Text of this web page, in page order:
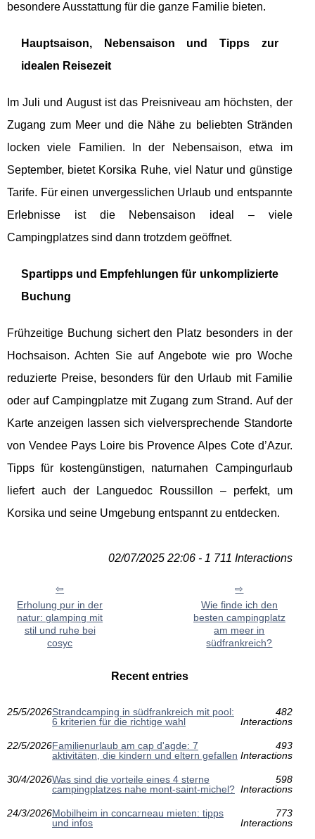
besondere Ausstattung für die ganze Familie bieten.
Hauptsaison, Nebensaison und Tipps zur
idealen Reisezeit
Im Juli und August ist das Preisniveau am höchsten, der
Zugang zum Meer und die Nähe zu beliebten Stränden
locken viele Familien. In der Nebensaison, etwa im
September, bietet Korsika Ruhe, viel Natur und günstige
Tarife. Für einen unvergesslichen Urlaub und entspannte
Erlebnisse ist die Nebensaison ideal – viele
Campingplatzes sind dann trotzdem geöffnet.
Spartipps und Empfehlungen für unkomplizierte
Buchung
Frühzeitige Buchung sichert den Platz besonders in der
Hochsaison. Achten Sie auf Angebote wie pro Woche
reduzierte Preise, besonders für den Urlaub mit Familie
oder auf Campingplatze mit Zugang zum Strand. Auf der
Karte anzeigen lassen sich vielversprechende Standorte
von Vendee Pays Loire bis Provence Alpes Cote d’Azur.
Tipps für kostengünstigen, naturnahen Campingurlaub
liefert auch der Languedoc Roussillon – perfekt, um
Korsika und seine Umgebung entspannt zu entdecken.
02/07/2025 22:06 - 1 711 Interactions
Erholung pur in der
natur: glamping mit
stil und ruhe bei
cosyc
Wie finde ich den
besten campingplatz
am meer in
südfrankreich?
Recent entries
25/5/2026Strandcamping in südfrankreich mit pool:
6 kriterien für die richtige wahl
482
Interactions
22/5/2026Familienurlaub am cap d'agde: 7
aktivitäten, die kindern und eltern gefallen
493
Interactions
30/4/2026Was sind die vorteile eines 4 sterne
campingplatzes nahe mont-saint-michel?
598
Interactions
24/3/2026Mobilheim in concarneau mieten: tipps
und infos
773
Interactions